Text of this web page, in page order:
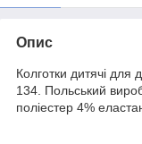
Опис
Колготки дитячі для
134. Польський
поліестер 4%